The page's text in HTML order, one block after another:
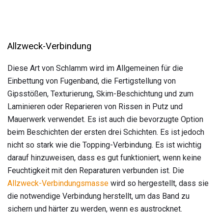
Allzweck-Verbindung
Diese Art von Schlamm wird im Allgemeinen für die
Einbettung von Fugenband, die Fertigstellung von
Gipsstößen, Texturierung, Skim-Beschichtung und zum
Laminieren oder Reparieren von Rissen in Putz und
Mauerwerk verwendet. Es ist auch die bevorzugte Option
beim Beschichten der ersten drei Schichten. Es ist jedoch
nicht so stark wie die Topping-Verbindung. Es ist wichtig
darauf hinzuweisen, dass es gut funktioniert, wenn keine
Feuchtigkeit mit den Reparaturen verbunden ist. Die
Allzweck-Verbindungsmasse wird so hergestellt, dass sie
die notwendige Verbindung herstellt, um das Band zu
sichern und härter zu werden, wenn es austrocknet.